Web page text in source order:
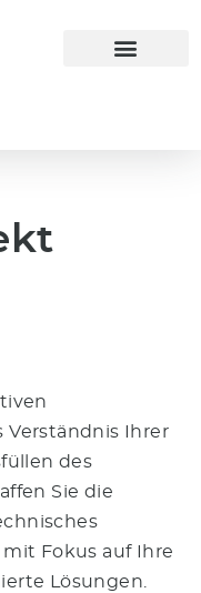
Verständnis Ihrer
des
Sie die
Fokus auf Ihre
Lösungen.